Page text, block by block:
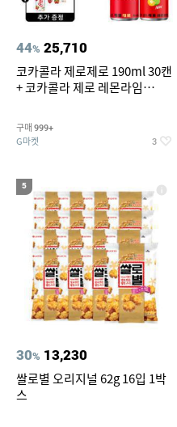
44% 25,710
코카콜라 제로제로 190ml 30캔
+ 코카콜라 제로 레몬라임
티커 세트
구매 999+
G마켓 3
5
30% 13,230
쌀로별 오리지널 62g 16입 1박
스